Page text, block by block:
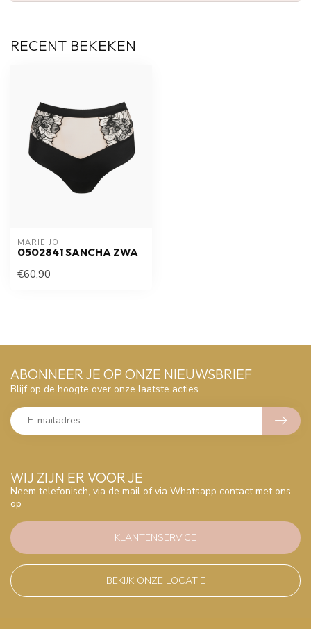
RECENT BEKEKEN
MARIE JO
0502841 SANCHA ZWA
€60,90
WIJ ZIJN ER VOOR JE
Neem telefonisch, via de mail of via Whatsapp contact met ons
op
KLANTENSERVICE
BEKIJK ONZE LOCATIE
ABONNEER JE OP ONZE NIEUWSBRIEF
Blijf op de hoogte over onze laatste acties